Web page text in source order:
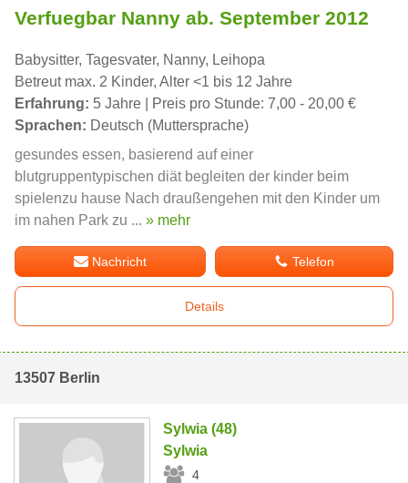
Verfuegbar Nanny ab. September 2012
Babysitter, Tagesvater, Nanny, Leihopa
Betreut max. 2 Kinder, Alter <1 bis 12 Jahre
Erfahrung: 5 Jahre | Preis pro Stunde: 7,00 - 20,00 €
Sprachen: Deutsch (Muttersprache)
gesundes essen, basierend auf einer
blutgruppentypischen diät begleiten der kinder beim
spielenzu hause Nach draußengehen mit den Kinder um
im nahen Park zu ... » mehr
Nachricht Telefon
Details
13507 Berlin
Sylwia (48)
Sylwia
4